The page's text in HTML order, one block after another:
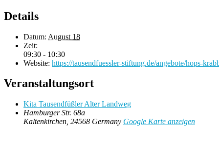
Details
Datum: August 18
Zeit:
09:30 - 10:30
Website: https://tausendfuessler-stiftung.de/angebote/hops-
Veranstaltungsort
Kita Tausendfüßler Alter Landweg
Hamburger Str. 68a
Kaltenkirchen 24568 Germany Google Karte anzeigen